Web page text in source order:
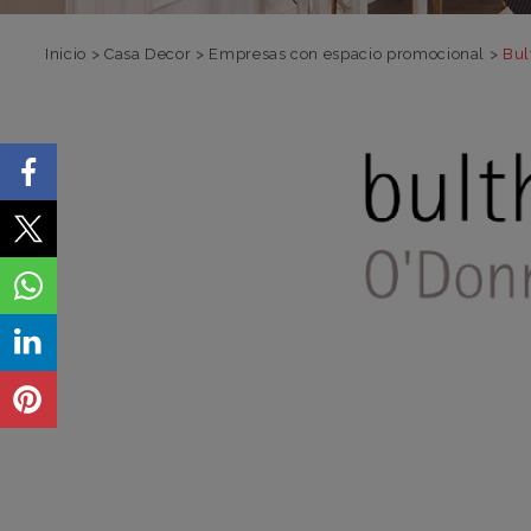
Inicio > Casa Decor > Empresas con espacio promocional >